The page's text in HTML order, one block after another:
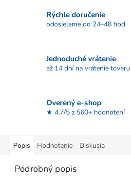
Rýchle doručenie
odosielame do 24–48 hod.
Jednoduché vrátenie
až 14 dní na vrátenie tovaru
Overený e-shop
★ 4,7/5 z 560+ hodnotení
Popis Hodnotenie Diskusia
Podrobný popis